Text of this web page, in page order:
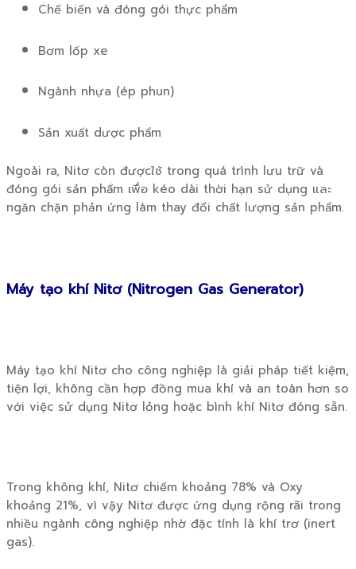
Chế biến và đóng gói thực phẩm
Bơm lốp xe
Ngành nhựa (ép phun)
Sản xuất dược phẩm
Ngoài ra, Nitơ còn đượcใช้ trong quá trình lưu trữ và
đóng gói sản phẩm เพื่อ kéo dài thời hạn sử dụng และ
ngăn chặn phản ứng làm thay đổi chất lượng sản phẩm.
Máy tạo khí Nitơ (Nitrogen Gas Generator)
Máy tạo khí Nitơ cho công nghiệp là giải pháp tiết kiệm,
tiện lợi, không cần hợp đồng mua khí và an toàn hơn so
với việc sử dụng Nitơ lỏng hoặc bình khí Nitơ đóng sẵn.
Trong không khí, Nitơ chiếm khoảng 78% và Oxy
khoảng 21%, vì vậy Nitơ được ứng dụng rộng rãi trong
nhiều ngành công nghiệp nhờ đặc tính là khí trơ (inert
gas).